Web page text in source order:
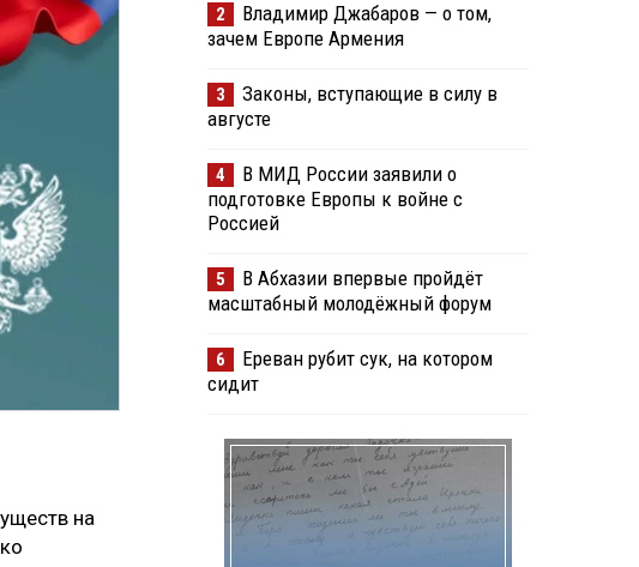
на
2
Владимир Джабаров — о том,
зачем Европе Армения
3
Законы, вступающие в силу в
августе
4
В МИД России заявили о
подготовке Европы к войне с
Россией
5
В Абхазии впервые пройдёт
масштабный молодёжный форум
6
Ереван рубит сук, на котором
сидит